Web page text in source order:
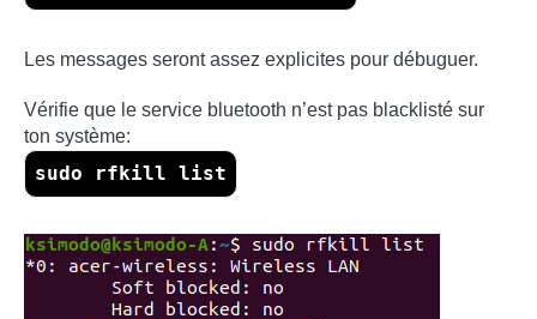
Les messages seront assez explicites pour débuguer.
Vérifie que le service bluetooth n’est pas blacklisté sur
ton système:
sudo rfkill list